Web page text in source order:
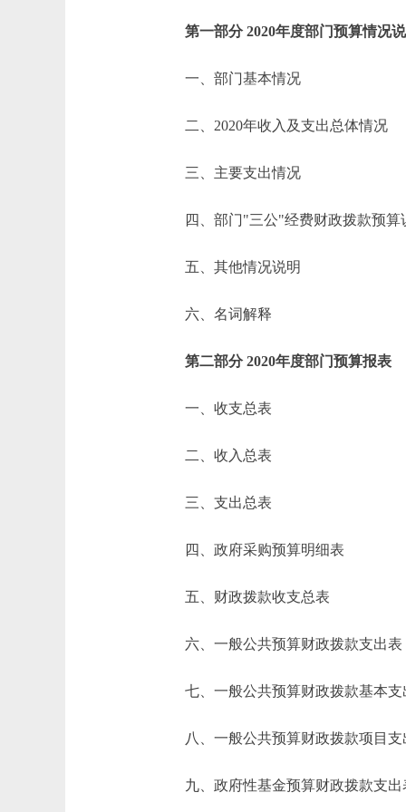
第一部分 2020年度部门预算情况说
一、部门基本情况
二、2020年收入及支出总体情况
三、主要支出情况
四、部门"三公"经费财政拨款预算
五、其他情况说明
六、名词解释
第二部分 2020年度部门预算报表
一、收支总表
二、收入总表
三、支出总表
四、政府采购预算明细表
五、财政拨款收支总表
六、一般公共预算财政拨款支出表
七、一般公共预算财政拨款基本支
八、一般公共预算财政拨款项目支
九、政府性基金预算财政拨款支出